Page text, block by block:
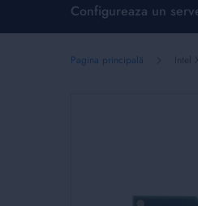
Configureaza un
Pagina principală